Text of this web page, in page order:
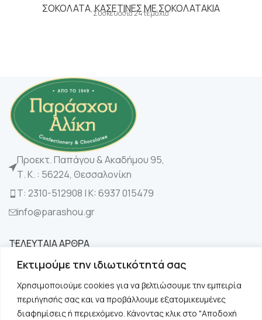
Εκτιμούμε την ιδιωτικότητά σας
Χρησιμοποιούμε cookies για να βελτιώσουμε την εμπειρία
περιήγησής σας και να προβάλλουμε εξατομικευμένες
διαφημίσεις ή περιεχόμενο. Κάνοντας κλικ στο "Αποδοχή
ΣΟΚΟΛΑΤΑ,ΚΑΣΕΤΙΝΕΣ ΜΕ ΣΟΚΟΛΑΤΑΚΙΑ
Συσκευασία 24τεμάχια
Προεκτ. Παπάγου & Ακαδήμου 95,
Τ. Κ. : 56224, Θεσσαλονίκη
Τ: 2310-512908 | K: 6937 015479
info@parashou.gr
ΤΕΛΕΥΤΑΙΑ ΑΡΘΡΑ
ΚΑΤΗΓΟΡΙΕΣ
ΧΡΗΣΙΜΑ